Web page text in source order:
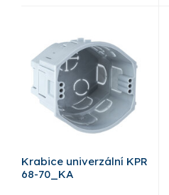
Krabice univerzální KPR
68-70_KA